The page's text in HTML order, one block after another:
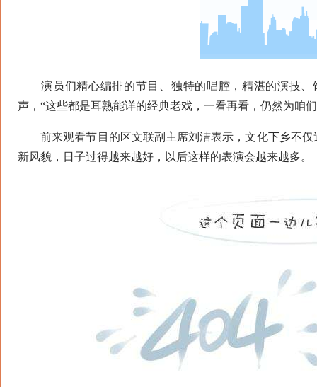
演员们精心编排的节目、独特的唱腔，精湛的演技、
声，“这些都是耳熟能详的经典老戏，一看再看，仍然为咱
前来观看节目的区文联副主席刘洁表示，文化下乡不仅
新风貌，日子过得越来越好，以后这样的表演会越来越多。